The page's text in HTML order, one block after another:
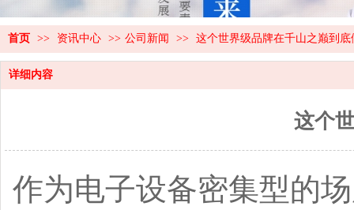
首页 >> 资讯中心 >> 公司新闻 >> 这个世界级品牌在千山之巅到底
详细内容
这个
作为电子设备密集型的